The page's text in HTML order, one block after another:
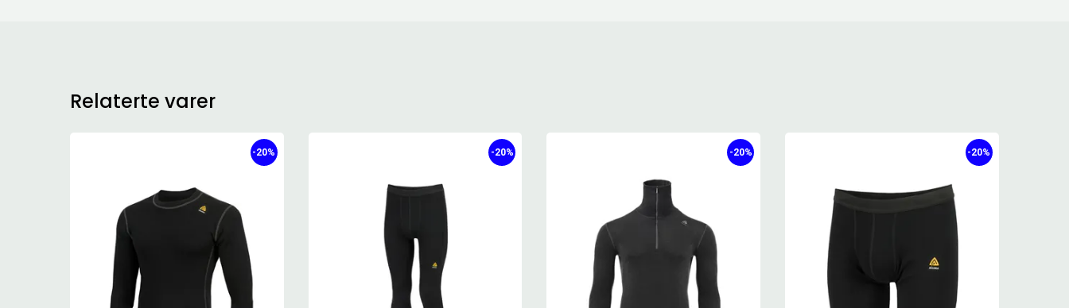
Relaterte varer
-20% -20% -20% -20%